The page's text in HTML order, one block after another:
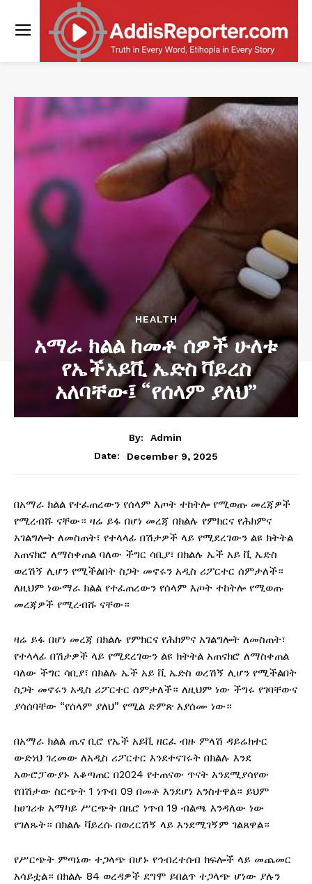
HEALTH
አማራ ክልል ከመቶ ሰዎች ሁለቱ
የኤችአይቪ ኤድስ ቫይረስ
አለባቸው፤ “የሰላም ያለህ”
By:
Admin
Date:
December 9, 2025
በአማራ ክልል የተፈጠረውን የሰላም እጦት ተከትሎ የሚወጡ መረጃዎች
የሚረብሹ ናቸው። ዛሬ ይፋ በሆነ መረጃ በክልሉ የምክርና የሕክምና
አገልግሎት ለመስጠት፣ የተላላፊ በሽታዎች ላይ የሚደረገውን ልዩ ክትትል
አጠናክሮ ለማስቀጠል ባለው ችግር ሳቢያ፣ በክልሉ ኤች አይ ቪ ኤድስ
ወረሽኝ ሊሆን የሚችልበት ስጋት መኖሩን አዲስ ሪፖርተር ሰምታለች።
ለዚህም ነውማራ ክልል የተፈጠረውን የሰላም እጦት ተከትሎ የሚወጡ
መረጃዎች የሚረብሹ ናቸው።
ዛሬ ይፋ በሆነ መረጃ በክልሉ የምክርና የሕክምና አገልግሎት ለመስጠት፣
የተላላፊ በሽታዎች ላይ የሚደረገውን ልዩ ክትትል አጠናክሮ ለማስቀጠል
ባለው ችግር ሳቢያ፣ በክልሉ ኤች አይ ቪ ኤድስ ወረሽኝ ሊሆን የሚችልበት
ስጋት መኖሩን አዲስ ሪፖርተር ሰምታለች። ለዚህም ነው ችግሩ የገባቸውና
ያሳሰባቸው “የሰላም ያለህ” የሚል ድምጽ እያሰሙ ነው።
በአማራ ክልል ጤና ቢሮ የኤች አይቪ ዘርፈ ብዙ ምላሽ ዳይሬክተር
ውድነህ ገረመው ለአዲስ ሪፖርተር እንደተናገሩት በክልሉ እንደ
አውሮፓውያኑ አቆጣጠር በ2024 የተጠናው ጥናት እንደሚያሳየው
የበሽታው ስርጭት 1 ነጥብ 09 በመቶ እንደሆነ አንስተዋል። ይህም
ከሀገሪቱ አማካይ ሥርጭት በዜሮ ነጥብ 19 ብልጫ እንዳለው ነው
የገለጹት። በክልሉ ቫይረሱ በወረርሽኝ ላይ እንደሚገኝም ገልጸዋል።
የሥርጭት ምጣኔው ተጋላጭ በሆኑ የኅብረተሰብ ክፍሎች ላይ መጨመር
አሳይቷል። በክልሉ 84 ወረዳዎች ደግሞ ይበልጥ ተጋላጭ ሆነው ያሉን